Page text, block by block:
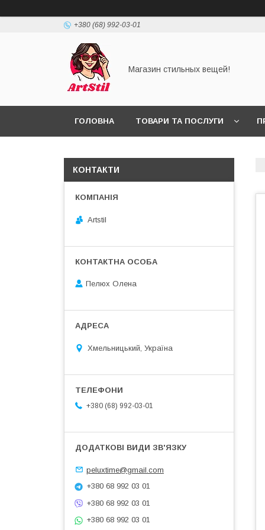
+380 (68) 992-03-01
Магазин стильных вещей!
ГОЛОВНА ТОВАРИ ТА ПОСЛУГИ
КОНТАКТИ
Artstil
Пелюх Олена
Хмельницький, Україна
+380 (68) 992-03-01
peluxtime@gmail.com
+380 68 992 03 01
+380 68 992 03 01
+380 68 992 03 01